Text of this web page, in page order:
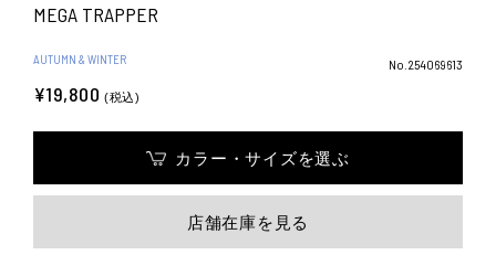
MEGA TRAPPER
AUTUMN & WINTER No.254069613
¥19,800 (税込)
カラー・サイズを選ぶ
店舗在庫を見る